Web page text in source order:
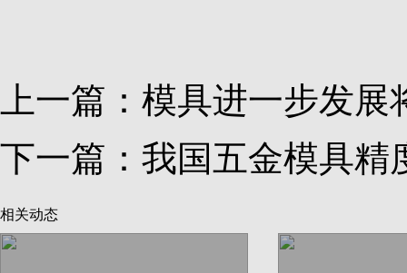
上一篇： 模具进一步发展
下一篇： 我国五金模具精
相关动态